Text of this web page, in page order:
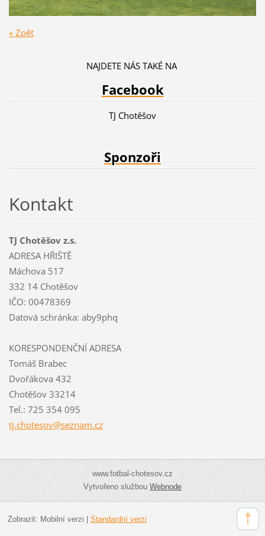
« Zpět
NAJDETE NÁS TAKÉ NA
Facebook
TJ Chotěšov
Sponzoři
Kontakt
TJ Chotěšov z.s.
ADRESA HŘIŠTĚ
Máchova 517
332 14 Chotěšov
IČO: 00478369
Datová schránka: aby9phq
KORESPONDENČNÍ ADRESA
Tomáš Brabec
Dvořákova 432
Chotěšov 33214
Tel.: 725 354 095
tj.chotesov@seznam.cz
www.fotbal-chotesov.cz
Vytvořeno službouWebnode
Zobrazit: Mobilní verzi Standardní verzi